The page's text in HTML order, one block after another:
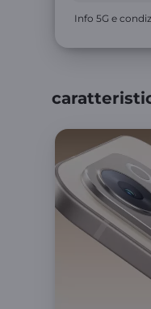
Info 5G e